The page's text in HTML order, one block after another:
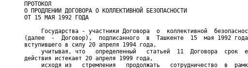
ПРОТОКОЛ
О ПРОДЛЕНИИ ДОГОВОРА О КОЛЛЕКТИВНОЙ БЕЗОПАСНОСТИ
ОТ 15 МАЯ 1992 ГОДА
Государства - участники Договора  о  коллективной
(далее  -  Договор),  подписанного  в  Ташкенте  15  мая 1992
вступившего в силу 20 апреля 1994 года,
учитывая, что   определенный   статьей  11  Договора  срок
действия истекает 20 апреля 1999 года,
исходя из   стремления   продолжать   сотрудничество  в